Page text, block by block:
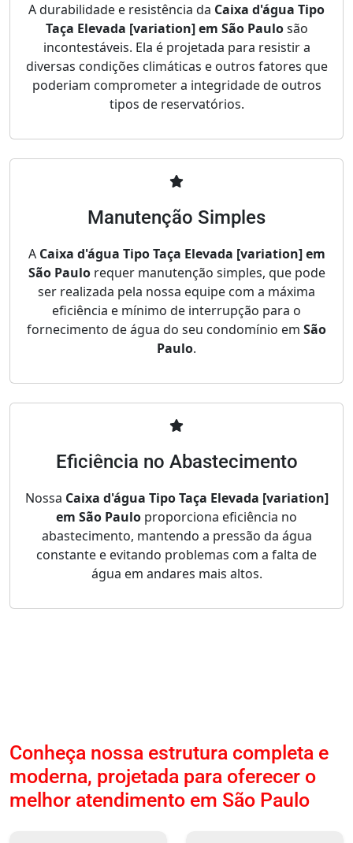
A durabilidade e resistência da Caixa d'água Tipo
Taça Elevada [variation] em São Paulosão
incontestáveis. Ela é projetada para resistir a
diversas condições climáticas e outros fatores que
poderiam comprometer a integridade de outros
tipos de reservatórios.
Manutenção Simples
A Caixa d'água Tipo Taça Elevada [variation] em
São Paulorequer manutenção simples, que pode
ser realizada pela nossa equipe com a máxima
eficiência e mínimo de interrupção para o
fornecimento de água do seu condomínio em São
Paulo.
Eficiência no Abastecimento
Nossa Caixa d'água Tipo Taça Elevada [variation]
em São Paulo proporciona eficiência no
abastecimento, mantendo a pressão da água
constante e evitando problemas com a falta de
água em andares mais altos.
Conheça nossa estrutura completa e
moderna, projetada para oferecer o
melhor atendimento em São Paulo